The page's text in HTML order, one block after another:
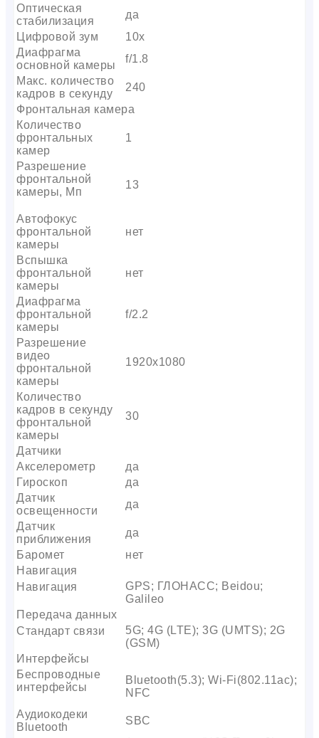
Оптическая
стабилизация
да
Цифровой зум
10x
Диафрагма
основной камеры
f/1.8
Макс. количество
кадров в секунду
240
Фронтальная камера
Количество
фронтальных
камер
1
Разрешение
фронтальной
камеры, Мп
13
Автофокус
фронтальной
камеры
нет
Вспышка
фронтальной
камеры
нет
Диафрагма
фронтальной
камеры
f/2.2
Разрешение
видео
фронтальной
камеры
1920х1080
Количество
кадров в секунду
фронтальной
камеры
30
Датчики
Акселерометр
да
Гироскоп
да
Датчик
освещенности
да
Датчик
приближения
да
Баромет
нет
Навигация
Навигация
GPS; ГЛОНАСС; Beidou;
Galileo
Передача данных
Стандарт связи
5G; 4G (LTE); 3G (UMTS); 2G
(GSM)
Интерфейсы
Беспроводные
интерфейсы
Bluetooth(5.3); Wi-Fi(802.11ac);
NFC
Аудиокодеки
Bluetooth
SBC